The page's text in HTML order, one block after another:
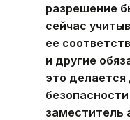
разрешение
сейчас
ее
и другие
это делается
заместитель